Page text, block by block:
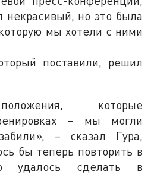
но это была
мы хотели с ними
поставили, решил
которые
– мы могли
– сказал Гура,
бы теперь повторить в
удалось сделать в